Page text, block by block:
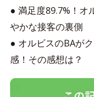
● 満足度89.7%！オ
やかな接客の裏側
● オルビスのBAが
感！その感想は？